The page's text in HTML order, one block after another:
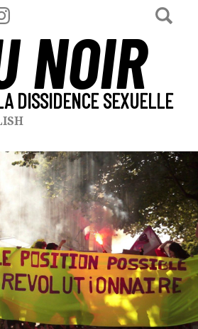
NOIR
DISSIDENCE SEXUELLE